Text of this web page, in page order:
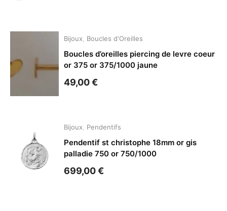
Bijoux, Boucles d'Oreilles
Boucles d’oreilles piercing de levre coeur
or 375 or 375/1000 jaune
49,00€
Bijoux, Pendentifs
Pendentif st christophe 18mm or gis
palladie 750 or 750/1000
699,00€